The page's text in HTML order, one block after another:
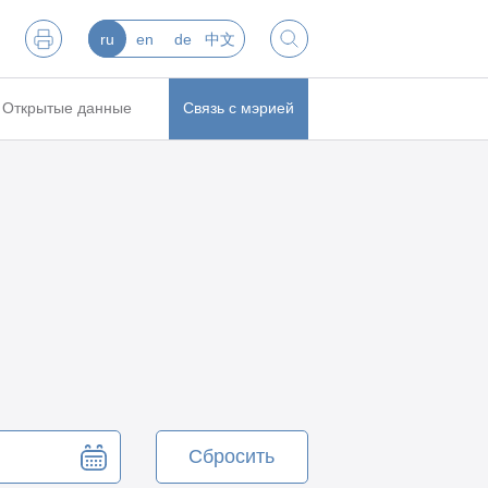
ru en de 中文
Открытые данные Связь с мэрией
Сбросить